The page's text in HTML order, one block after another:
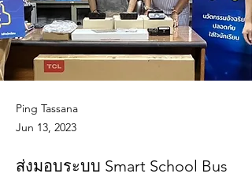
Ping Tassana
Jun 13, 2023
ส่งมอบระบบ Smart School Bus